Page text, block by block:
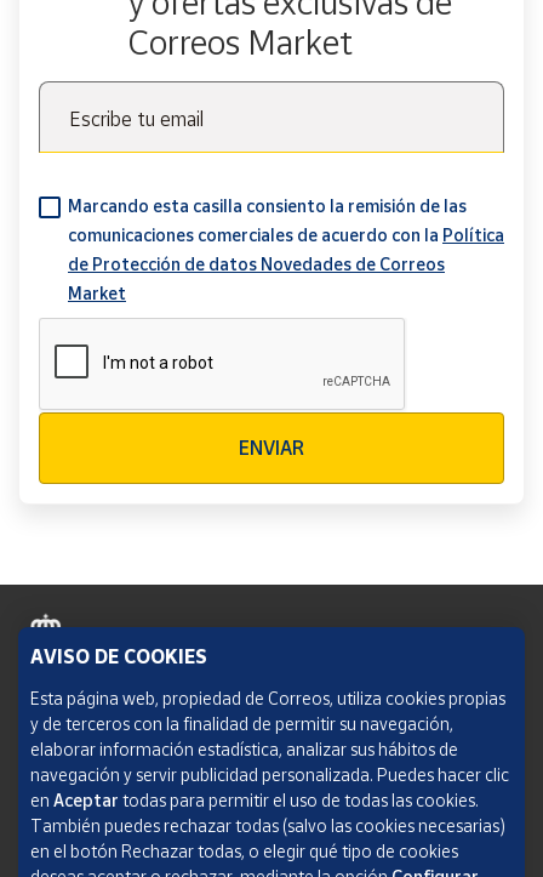
Correos Market
Escribe tu email
Marcando esta casilla consiento la remisión de las
comunicaciones comerciales de acuerdo con la Política
de Protección de datos Novedades de Correos
Market
ENVIAR
Política de cookies
Aviso legal
Condiciones del servicio
Política de Privacidad Web
AVISO DE COOKIES
Esta página web, propiedad de Correos, utiliza cookies propias
y de terceros con la finalidad de permitir su navegación,
elaborar información estadística, analizar sus hábitos de
navegación y servir publicidad personalizada. Puedes hacer clic
en Aceptar todas para permitir el uso de todas las cookies.
También puedes rechazar todas (salvo las cookies necesarias)
en el botón Rechazar todas, o elegir qué tipo de cookies